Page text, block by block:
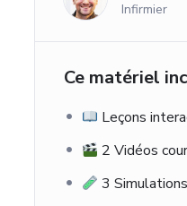
Infirmier
Ce matériel
Leçons
2 Vidéos
3